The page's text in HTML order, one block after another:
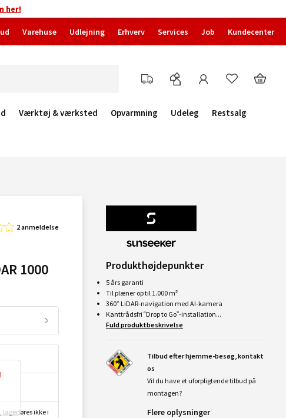
her!
Varehuse Udlejning Erhverv Services Job Kundecenter
Værktøj & værksted Opvarmning Udeleg
Restsalg
2 anmeldelse
1000
lagerføres ikke i
Produkthøjdepunkter
5 års garanti
Til plæner op til 1.000 m²
360° LiDAR-navigation med AI-kamera
Kanttrådsfri “Drop to Go”-installation...
Fuld produktbeskrivelse
Tilbud efter hjemme-besøg, kontakt
os
Vil du have et uforpligtende tilbud på
montagen?
Flere oplysninger